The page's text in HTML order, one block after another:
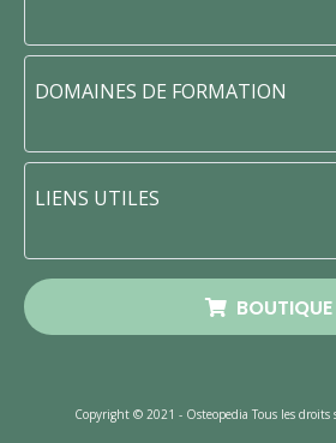
DOMAINES DE FORMATION
LIENS UTILES
BOUTIQUE
Copyright © 2021 - Osteopedia Tous les droits